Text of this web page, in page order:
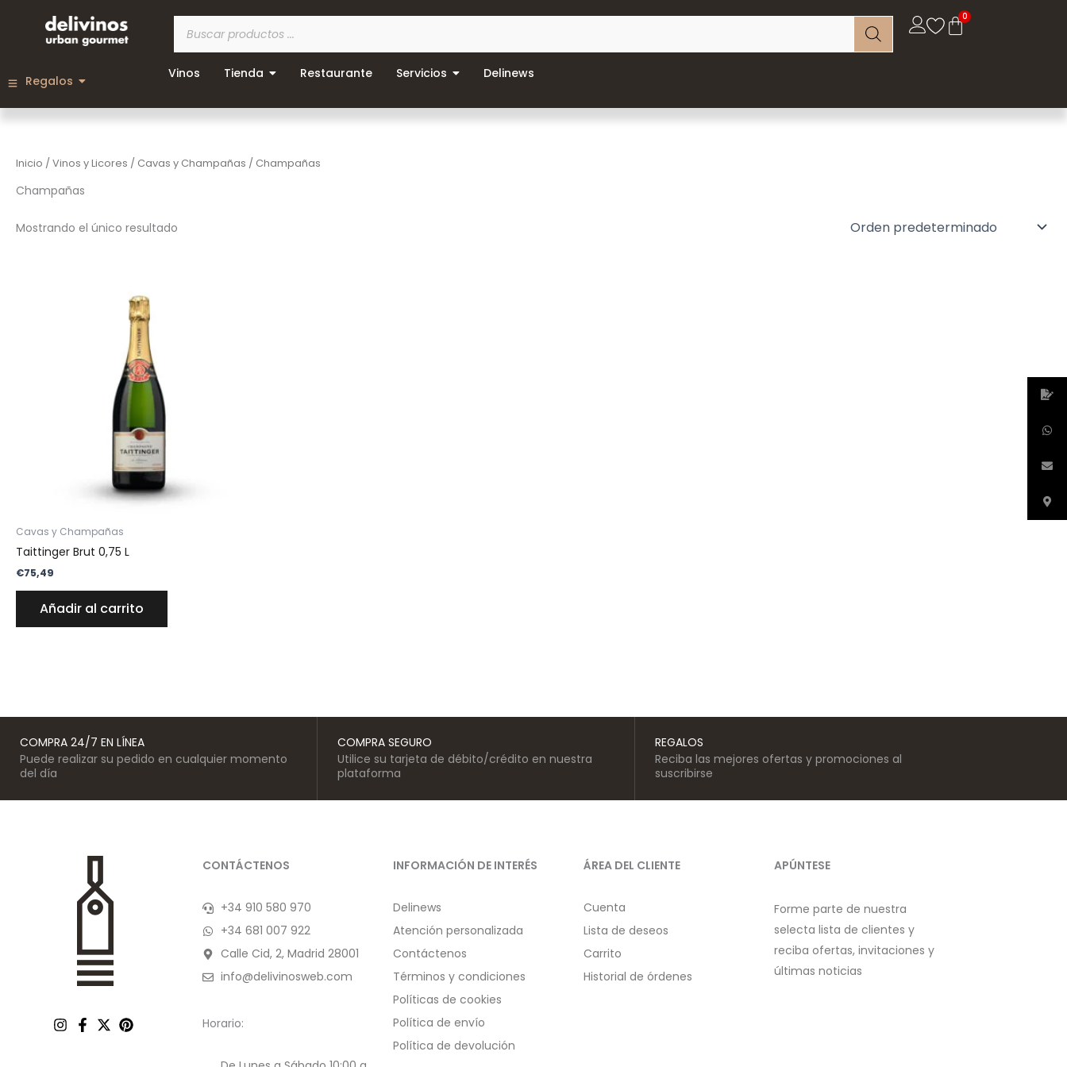
contenido
de
productos
Regalos
Vinos Tienda Restaurante Servicios Delinews
Inicio /Vinos y Licores / Cavas y Champañas / Champañas
Champañas
Mostrando el único resultado
Cavas y Champañas
Taittinger Brut 0,75 L
€75,49
Añadir al carrito
COMPRA 24/7 EN LÍNEA
Puede realizar su pedido en cualquier momento
del día
COMPRA SEGURO
Utilice su tarjeta de débito/crédito en nuestra
plataforma
REGALOS
Reciba las mejores ofertas y promociones al
suscribirse
CONTÁCTENOS
+34 910 580 970
+34 681 007 922
Calle Cid, 2, Madrid 28001
info@delivinosweb.com
Horario:
INFORMACIÓN DE INTERÉS
Delinews
Atención personalizada
Contáctenos
Términos y condiciones
Políticas de cookies
Política de envío
Política de devolución
ÁREA DEL CLIENTE
Cuenta
Lista de deseos
Carrito
Historial de órdenes
APÚNTESE
Forme parte de nuestra
selecta lista de clientes y
reciba ofertas, invitaciones y
últimas noticias